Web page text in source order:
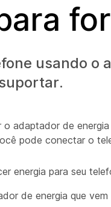
usando o
o adaptador de
pode conectar o
energia para seu
de energia que